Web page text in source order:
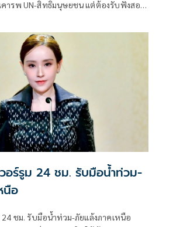
คารพ UN-สิทธิมนุษยชน แต่ต้องรับฟังสอง
อร์รูม 24 ชม. รับมือน้ำท่วม-
นือ
24 ชม. รับมือน้ำท่วม-ภัยแล้งภาคเหนือ